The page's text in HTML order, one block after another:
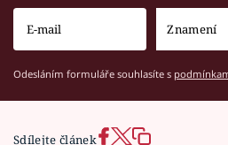
Odesláním formuláře souhlasíte s
Sdílejte článek